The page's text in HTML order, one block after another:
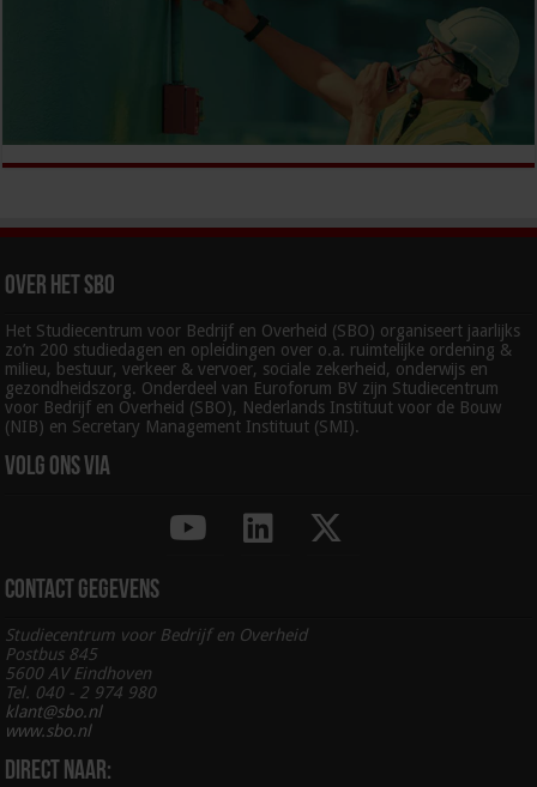
Over het SBO
Het Studiecentrum voor Bedrijf en Overheid (SBO) organiseert jaarlijks
zo’n 200 studiedagen en opleidingen over o.a. ruimtelijke ordening &
milieu, bestuur, verkeer & vervoer, sociale zekerheid, onderwijs en
gezondheidszorg. Onderdeel van Euroforum BV zijn Studiecentrum
voor Bedrijf en Overheid (SBO), Nederlands Instituut voor de Bouw
(NIB) en Secretary Management Instituut (SMI).
Volg ons via
Contact gegevens
Studiecentrum voor Bedrijf en Overheid
Postbus 845
5600 AV Eindhoven
Tel. 040 - 2 974 980
klant@sbo.nl
www.sbo.nl
Direct naar: